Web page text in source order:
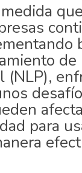
(NLP),
para